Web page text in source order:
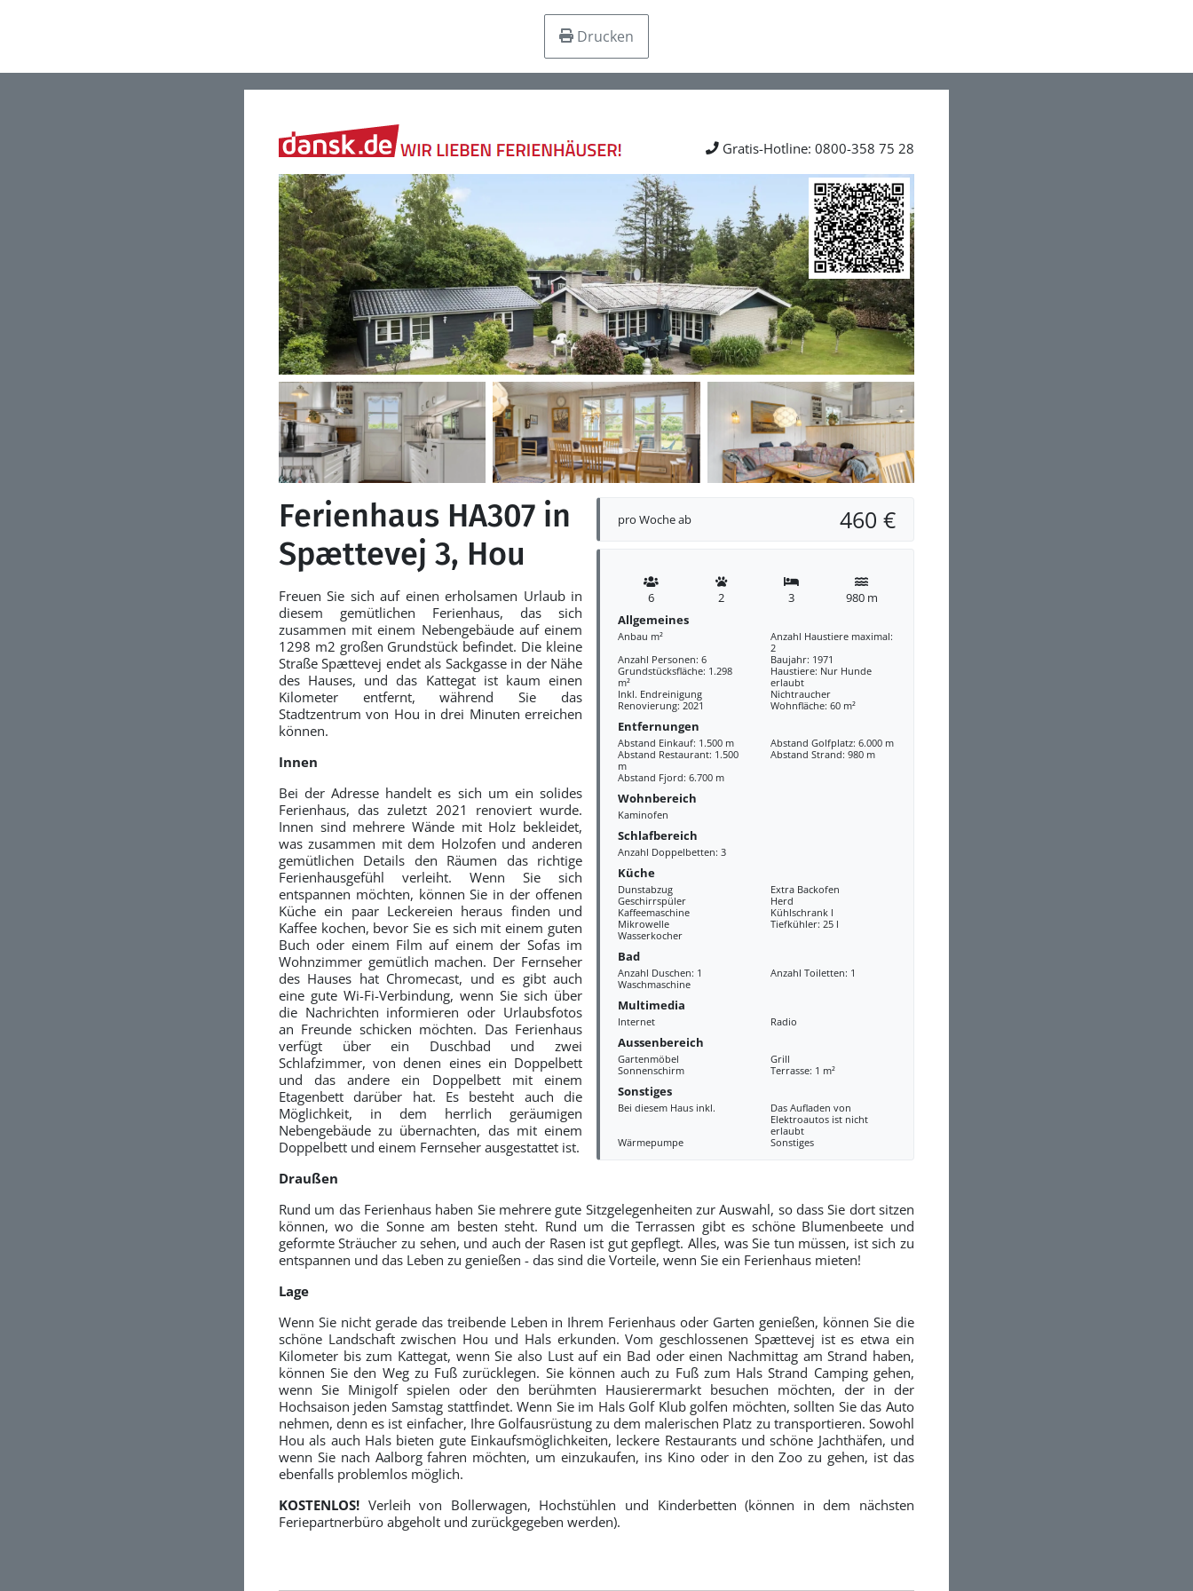
Drucken
Gratis-Hotline: 0800-358 75 28
pro Woche ab 460 €
6 2 3
980 m
Allgemeines
Anbau m²
Anzahl Haustiere maximal:
2
Anzahl Personen: 6
Baujahr: 1971
Grundstücksfläche: 1.298
m²
Haustiere: Nur Hunde
erlaubt
Inkl. Endreinigung
Nichtraucher
Renovierung: 2021
Wohnfläche: 60 m²
Entfernungen
Abstand Einkauf: 1.500 m
Abstand Golfplatz: 6.000 m
Abstand Restaurant: 1.500
m
Abstand Strand: 980 m
Abstand Fjord: 6.700 m
Wohnbereich
Kaminofen
Schlafbereich
Anzahl Doppelbetten: 3
Küche
Dunstabzug
Extra Backofen
Geschirrspüler
Herd
Kaffeemaschine
Kühlschrank l
Mikrowelle
Tiefkühler: 25 l
Wasserkocher
Bad
Anzahl Duschen: 1
Anzahl Toiletten: 1
Waschmaschine
Multimedia
Internet Radio
Aussenbereich
Gartenmöbel
Grill
Sonnenschirm
Terrasse: 1 m²
Sonstiges
Bei diesem Haus inkl.
Das Aufladen von
Elektroautos ist nicht
erlaubt
Wärmepumpe
Sonstiges
Ferienhaus HA307 in
Spættevej 3, Hou
Freuen Sie sich auf einen erholsamen Urlaub in
diesem gemütlichen Ferienhaus, das sich
zusammen mit einem Nebengebäude auf einem
1298 m2 großen Grundstück befindet. Die kleine
Straße Spættevej endet als Sackgasse in der Nähe
des Hauses, und das Kattegat ist kaum einen
Kilometer entfernt, während Sie das
Stadtzentrum von Hou in drei Minuten erreichen
können.
Innen
Bei der Adresse handelt es sich um ein solides
Ferienhaus, das zuletzt 2021 renoviert wurde.
Innen sind mehrere Wände mit Holz bekleidet,
was zusammen mit dem Holzofen und anderen
gemütlichen Details den Räumen das richtige
Ferienhausgefühl verleiht. Wenn Sie sich
entspannen möchten, können Sie in der offenen
Küche ein paar Leckereien heraus finden und
Kaffee kochen, bevor Sie es sich mit einem guten
Buch oder einem Film auf einem der Sofas im
Wohnzimmer gemütlich machen. Der Fernseher
des Hauses hat Chromecast, und es gibt auch
eine gute Wi-Fi-Verbindung, wenn Sie sich über
die Nachrichten informieren oder Urlaubsfotos
an Freunde schicken möchten. Das Ferienhaus
verfügt über ein Duschbad und zwei
Schlafzimmer, von denen eines ein Doppelbett
und das andere ein Doppelbett mit einem
Etagenbett darüber hat. Es besteht auch die
Möglichkeit, in dem herrlich geräumigen
Nebengebäude zu übernachten, das mit einem
Doppelbett und einem Fernseher ausgestattet ist.
Draußen
Rund um das Ferienhaus haben Sie mehrere gute Sitzgelegenheiten zur Auswahl, so dass Sie dort sitzen
können, wo die Sonne am besten steht. Rund um die Terrassen gibt es schöne Blumenbeete und
geformte Sträucher zu sehen, und auch der Rasen ist gut gepflegt. Alles, was Sie tun müssen, ist sich zu
entspannen und das Leben zu genießen - das sind die Vorteile, wenn Sie ein Ferienhaus mieten!
Lage
Wenn Sie nicht gerade das treibende Leben in Ihrem Ferienhaus oder Garten genießen, können Sie die
schöne Landschaft zwischen Hou und Hals erkunden. Vom geschlossenen Spættevej ist es etwa ein
Kilometer bis zum Kattegat, wenn Sie also Lust auf ein Bad oder einen Nachmittag am Strand haben,
können Sie den Weg zu Fuß zurücklegen. Sie können auch zu Fuß zum Hals Strand Camping gehen,
wenn Sie Minigolf spielen oder den berühmten Hausierermarkt besuchen möchten, der in der
Hochsaison jeden Samstag stattfindet. Wenn Sie im Hals Golf Klub golfen möchten, sollten Sie das Auto
nehmen, denn es ist einfacher, Ihre Golfausrüstung zu dem malerischen Platz zu transportieren. Sowohl
Hou als auch Hals bieten gute Einkaufsmöglichkeiten, leckere Restaurants und schöne Jachthäfen, und
wenn Sie nach Aalborg fahren möchten, um einzukaufen, ins Kino oder in den Zoo zu gehen, ist das
ebenfalls problemlos möglich.
KOSTENLOS! Verleih von Bollerwagen, Hochstühlen und Kinderbetten (können in dem nächsten
Feriepartnerbüro abgeholt und zurückgegeben werden).